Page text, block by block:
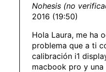
Nohesis (no
2016 (19:50)
Hola Laura, me ha
problema que a ti
calibración i1
macbook pro y una